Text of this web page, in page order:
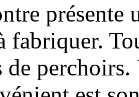
présente
fabriquer.
de